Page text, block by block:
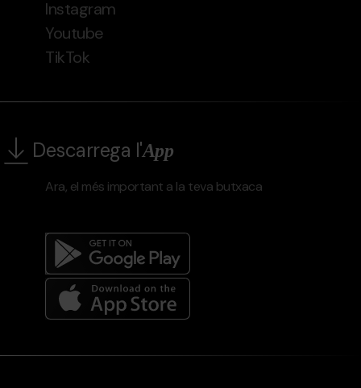
Instagram
Youtube
TikTok
Descarrega l'App
Ara, el més important a la teva butxaca
del